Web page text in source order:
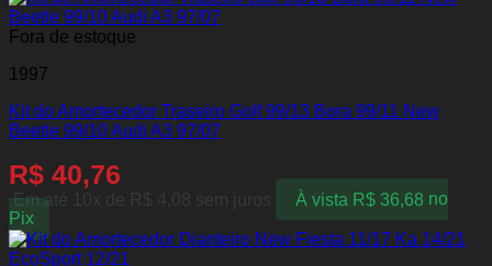
Fora de estoque
1997
Kit do Amortecedor Traseiro Golf 99/13 Bora 99/11 New
Beetle 99/10 Audi A3 97/07
R$ 40,76
Em até 10x de R$ 4,08 sem juros À vista R$36,68 no
Pix